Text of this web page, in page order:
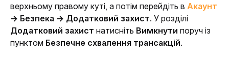
верхньому правому куті, а потім перейдіть в Акаунт
→ Безпека → Додатковий захист.
Додатковий захист натисніть Вимкнути поруч із
пунктом Безпечне схвалення трансакцій.